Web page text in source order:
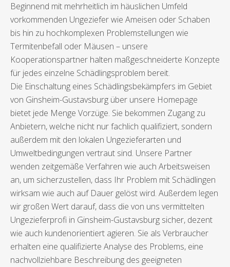
Beginnend mit mehrheitlich im häuslichen Umfeld
vorkommenden Ungeziefer wie Ameisen oder Schaben
bis hin zu hochkomplexen Problemstellungen wie
Termitenbefall oder Mäusen – unsere
Kooperationspartner halten maßgeschneiderte Konzepte
für jedes einzelne Schädlingsproblem bereit.
Die Einschaltung eines Schädlingsbekämpfers im Gebiet
von Ginsheim-Gustavsburg über unsere Homepage
bietet jede Menge Vorzüge. Sie bekommen Zugang zu
Anbietern, welche nicht nur fachlich qualifiziert, sondern
außerdem mit den lokalen Ungezieferarten und
Umweltbedingungen vertraut sind. Unsere Partner
wenden zeitgemäße Verfahren wie auch Arbeitsweisen
an, um sicherzustellen, dass Ihr Problem mit Schädlingen
wirksam wie auch auf Dauer gelöst wird. Außerdem legen
wir großen Wert darauf, dass die von uns vermittelten
Ungezieferprofi in Ginsheim-Gustavsburg sicher, dezent
wie auch kundenorientiert agieren. Sie als Verbraucher
erhalten eine qualifizierte Analyse des Problems, eine
nachvollziehbare Beschreibung des geeigneten